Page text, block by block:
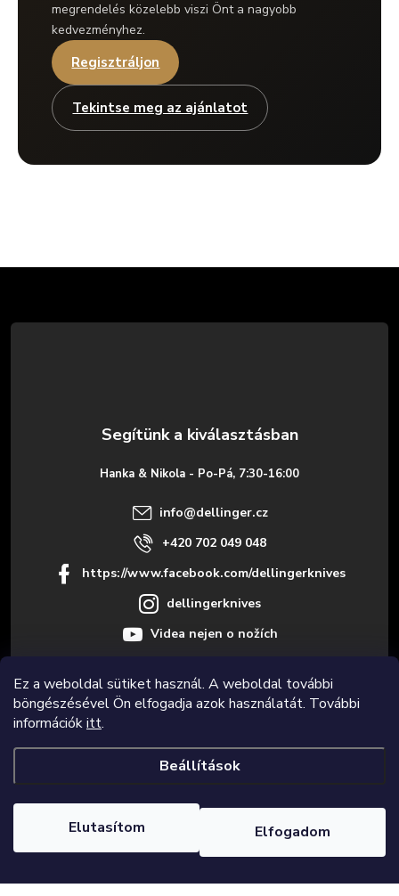
Ez a weboldal sütiket használ. A weboldal további
böngészésével Ön elfogadja azok használatát. További
információkitt.
Beállítások
Elutasítom Elfogadom
megrendelés közelebb viszi Önt a nagyobb
kedvezményhez.
Regisztráljon
Tekintse meg az ajánlatot
á
Informace pro vás
Hanka & Nikola - Po-Pá, 7:30-16:00
info@dellinger.cz
+420 702 049 048
https://www.facebook.com/dellingerknives
dellingerknives
Videa nejen o nožích
Shoptet Premium készítette
Copyright 2026
Minden jog fenntartva.Süti beállítások szerkesztése